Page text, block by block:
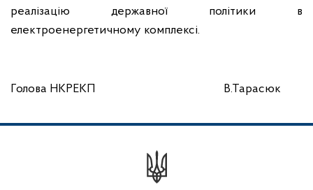
реалізацію державної політики в
електроенергетичному комплексі.
Голова НКРЕКП В.Тарасюк